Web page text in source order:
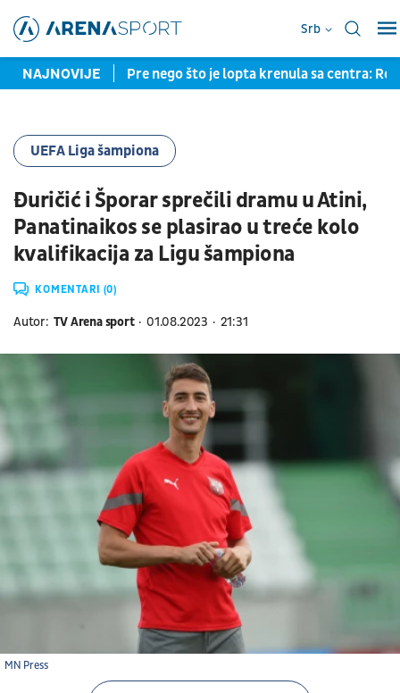
Srb
NAJNOVIJE
u Montrealu Pre nego što je lopta krenula sa centra:
UEFA Liga šampiona
Đuričić i Šporar sprečili dramu u Atini,
Panatinaikos se plasirao u treće kolo
kvalifikacija za Ligu šampiona
KOMENTARI (0)
Autor: TV Arena sport 01.08.2023 21:31
MN Press